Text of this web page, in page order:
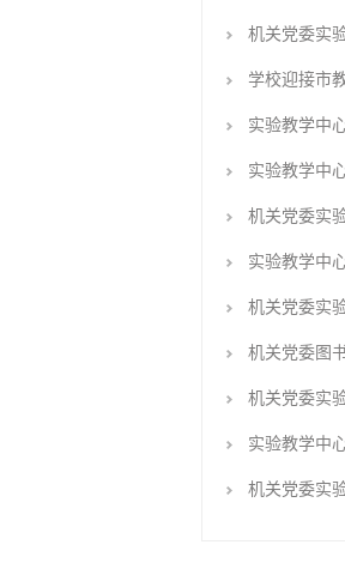
机关党委实
学校迎接市
实验教学中
实验教学中
机关党委实
实验教学中
机关党委实
机关党委图
机关党委实
实验教学中
机关党委实